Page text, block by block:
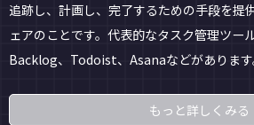
追跡し、計画し、完了するための手段を提
ェアのことです。代表的なタスク管理ツー
Backlog、Todoist、Asanaなどがあります
もっと詳しくみる